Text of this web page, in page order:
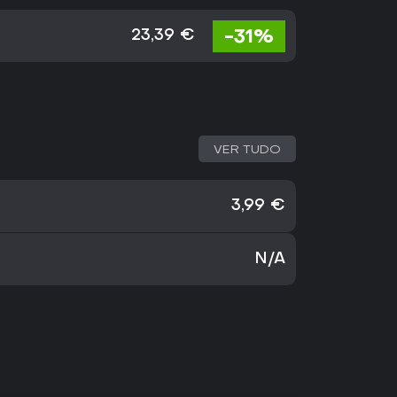
23,39 € -31%
VER TUDO
3,99 €
N/A